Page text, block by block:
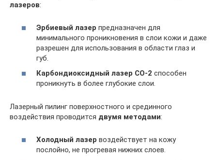
лазеров:
Эрбиевый лазер предназначен для
минимального проникновения в слои кожи и даже
разрешен для использования в области глаз и
губ.
Карбондиоксидный лазер СО-2 способен
проникнуть в более глубокие слои.
Лазерный пилинг поверхностного и срединного
воздействия проводится двумя методами:
Холодный лазер воздействует на кожу
послойно, не прогревая нижних слоев.